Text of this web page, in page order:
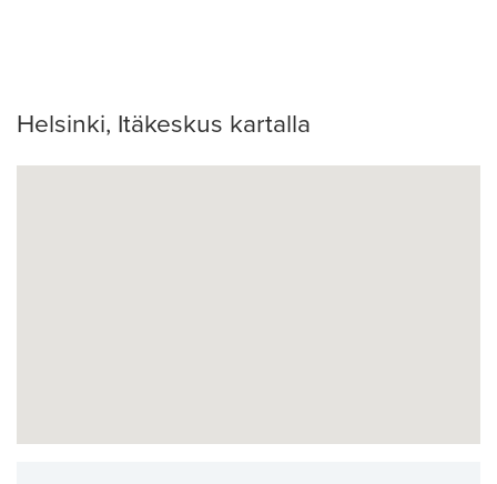
Helsinki, Itäkeskus kartalla